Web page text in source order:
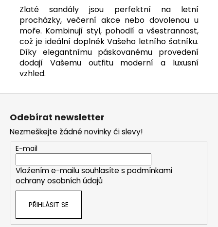
Zlaté sandály jsou perfektní na letní
procházky, večerní akce nebo dovolenou u
moře. Kombinují styl, pohodlí a všestrannost,
což je ideální doplněk Vašeho letního šatníku.
Díky elegantnímu páskovanému provedení
dodají Vašemu outfitu moderní a luxusní
vzhled.
Z
Odebírat newsletter
Nezmeškejte žádné novinky či slevy!
E-mail
Vložením e-mailu souhlasíte s podmínkami
ochrany osobních údajů
PŘIHLÁSIT SE